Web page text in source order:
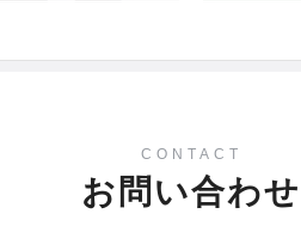
CONTACT
お問い合わせ